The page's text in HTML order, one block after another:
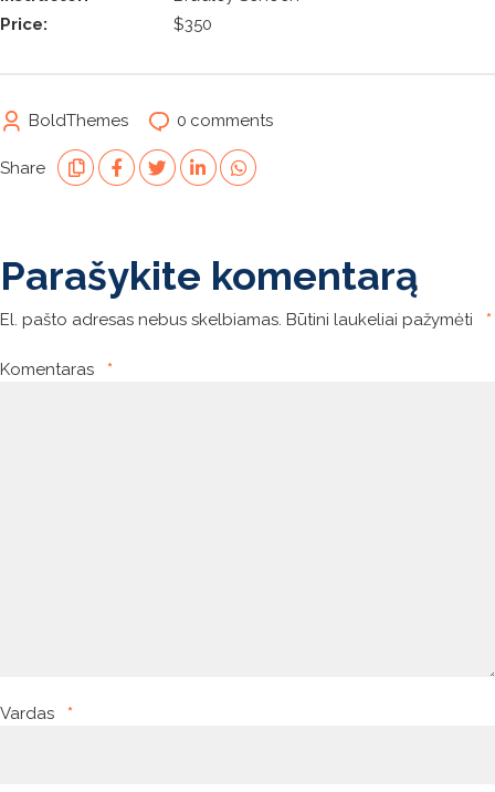
Price:
$350
BoldThemes
Share
0 comments
Parašykite komentarą
El. pašto adresas nebus skelbiamas. Būtini laukeliai pažymėti *
Komentaras *
Vardas *